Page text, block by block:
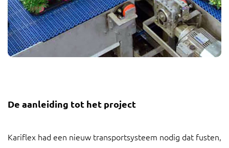
De aanleiding tot het project
Kariflex had een nieuw transportsysteem nodig dat fusten,